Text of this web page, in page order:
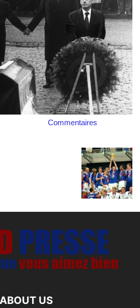
Commentaires
ABOUT US